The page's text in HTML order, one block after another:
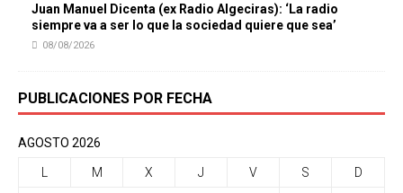
Juan Manuel Dicenta (ex Radio Algeciras): ‘La radio
siempre va a ser lo que la sociedad quiere que sea’
08/08/2026
PUBLICACIONES POR FECHA
AGOSTO 2026
M X J V S D